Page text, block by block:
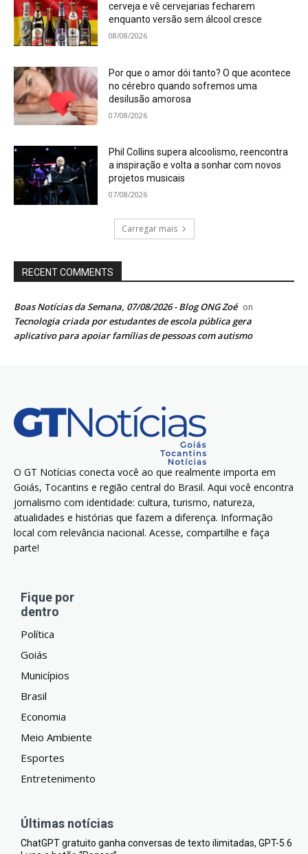
cerveja e vê cervejarias fecharem
enquanto versão sem álcool cresce
08/08/2026
Por que o amor dói tanto? O que acontece
no cérebro quando sofremos uma
desilusão amorosa
07/08/2026
Phil Collins supera alcoolismo, reencontra
a inspiração e volta a sonhar com novos
projetos musicais
07/08/2026
Carregar mais
RECENT COMMENTS
Boas Notícias da Semana, 07/08/2026 - Blog ONG Zoé on
Tecnologia criada por estudantes de escola pública gera
aplicativo para apoiar famílias de pessoas com autismo
O GT Notícias conecta você ao que realmente importa em
Goiás, Tocantins e região central do Brasil. Aqui você encontra
jornalismo com identidade: cultura, turismo, natureza,
atualidades e histórias que fazem a diferença. Informação
local com relevância nacional. Acesse, compartilhe e faça
parte!
Fique por
dentro
Política
Goiás
Municípios
Brasil
Economia
Meio Ambiente
Esportes
Entretenimento
Últimas notícias
ChatGPT gratuito ganha conversas de texto ilimitadas, GPT-5.6